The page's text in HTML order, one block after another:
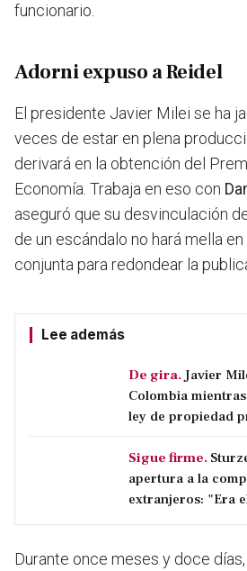
funcionario.
Adorni expuso a Reidel
El presidente Javier Milei se ha
veces de estar en plena
derivará en la obtención del
Economía. Trabaja en eso con
aseguró que su desvinculación
de un escándalo no hará mella
conjunta para redondear la
Lee además
De gira.Javier
Colombia
ley de propiedad
Sigue firme.
apertura a la
extranjeros: "Era
Durante once meses y doce